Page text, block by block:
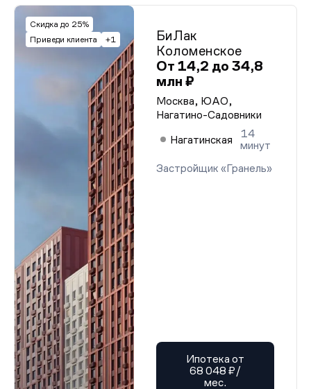
Скидка до 25%
Приведи клиента
+1
БиЛак
Коломенское
От 14,2 до 34,8
млн ₽
Москва, ЮАО,
Нагатино-Садовники
Нагатинская
14
минут
Застройщик «Гранель»
Ипотека от
68 048 ₽/
мес.